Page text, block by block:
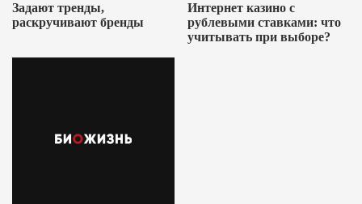
Задают тренды,
раскручивают бренды
Интернет казино с
рублевыми ставками: что
учитывать при выборе?